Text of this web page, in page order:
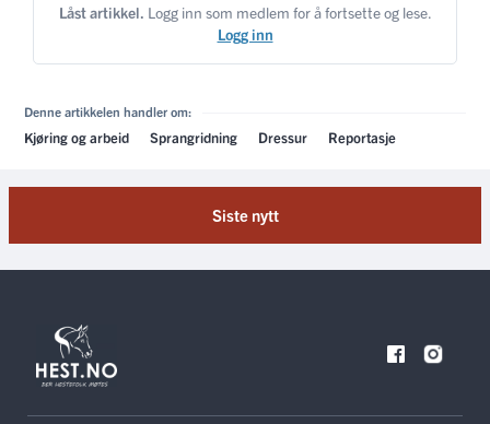
Låst artikkel. Logg inn som medlem for å fortsette og lese.
Logg inn
Denne artikkelen handler om:
Kjøring og arbeid Sprangridning Dressur Reportasje
Siste nytt